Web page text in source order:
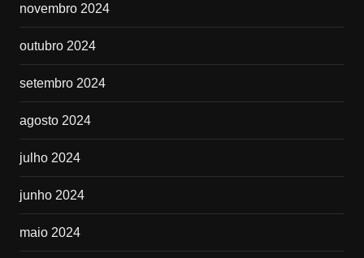
novembro 2024
outubro 2024
setembro 2024
agosto 2024
julho 2024
junho 2024
maio 2024